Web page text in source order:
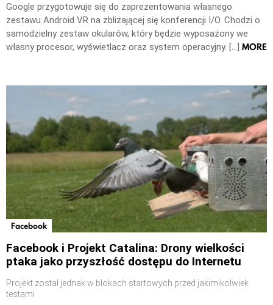
Google przygotowuje się do zaprezentowania własnego
zestawu Android VR na zbliżającej się konferencji I/O. Chodzi o
samodzielny zestaw okularów, który będzie wyposażony we
własny procesor, wyświetlacz oraz system operacyjny. […] MORE
Facebook
Facebook i Projekt Catalina: Drony wielkości
ptaka jako przyszłość dostępu do Internetu
Projekt został jednak w blokach startowych przed jakimikolwiek
testami